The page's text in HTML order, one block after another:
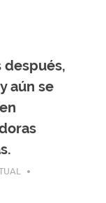
después,
aún se